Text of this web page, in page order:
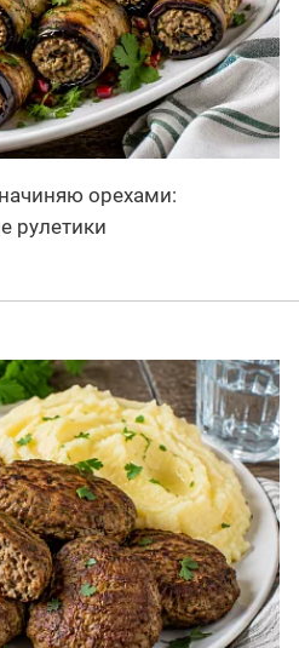
орехами:
рулетики